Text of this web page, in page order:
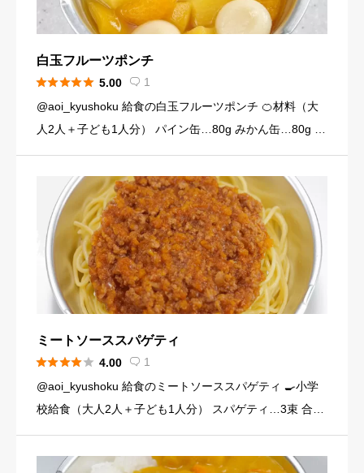
白玉フルーツポンチ
 5.00  1
@aoi_kyushoku 給食の白玉フルーツポンチ 🍊材料（大
人2人＋子ども1人分） パイン缶…80g みかん缶…80g 黄
4g） （白玉団子） 白玉粉… […]
ミートソーススパゲティ
 4.00  1
@aoi_kyushoku 給食のミートソーススパゲティ 🍳小学
校給食（大人2人＋子ども1人分） スパゲティ…3束 合い
（120g） にんにくチューブ…少々（1 […]